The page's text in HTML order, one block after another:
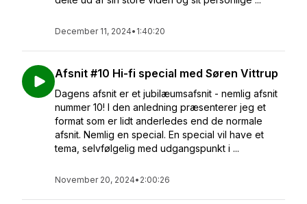
December 11, 2024• 1:40:20
Afsnit #10 Hi-fi special med Søren Vittrup
Dagens afsnit er et jubilæumsafsnit - nemlig afsnit
nummer 10! I den anledning præsenterer jeg et
format som er lidt anderledes end de normale
afsnit. Nemlig en special. En special vil have et
tema, selvfølgelig med udgangspunkt i ...
November 20, 2024• 2:00:26